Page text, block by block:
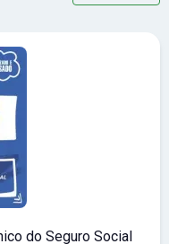
do Seguro Social